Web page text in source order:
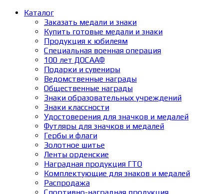
Каталог
Заказать медали и знаки
Купить готовые медали и знаки
Продукция к юбилеям
Специальная военная операция
100 лет ДОСААФ
Подарки и сувениры
Ведомственные награды
Общественные награды
Знаки образовательных учреждений
Знаки классности
Удостоверения для значков и медалей
Футляры для значков и медалей
Гербы и флаги
Золотное шитье
Ленты орденские
Наградная продукция ГТО
Комплектующие для знаков и медалей
Распродажа